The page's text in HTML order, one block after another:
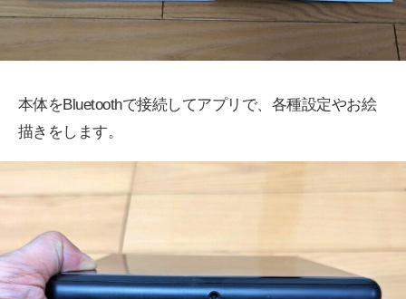
本体をBluetoothで接続してアプリで、各種設定やお絵
描きをします。